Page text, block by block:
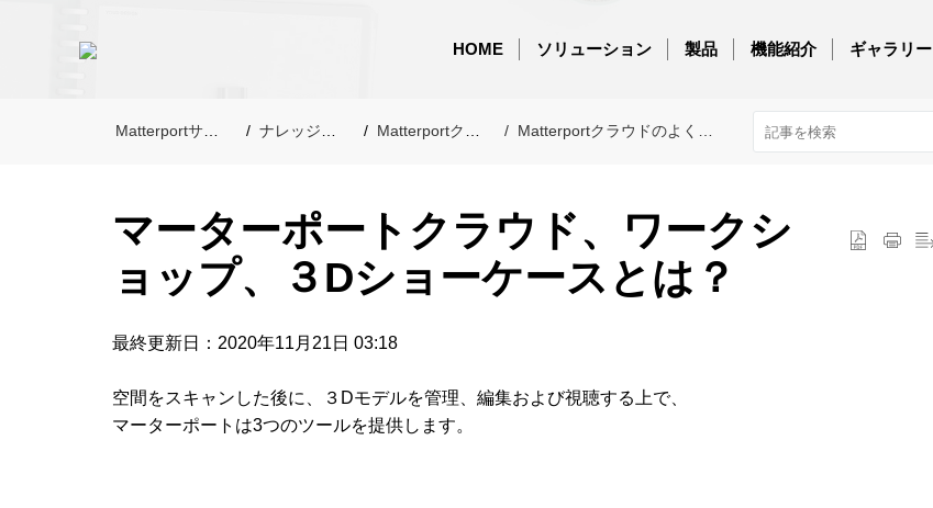
HOME ソリューション 製品 機能紹介 ギャラリー
ナレッジベース Matterportクラウド Matterportクラウドのよくある質問
マーターポートクラウド、ワークシ
ョップ、３Dショーケースとは？
最終更新日：2020年11月21日 03:18
空間をスキャンした後に、３Dモデルを管理、編集および視聴する上で、
マーターポートは3つのツールを提供します。